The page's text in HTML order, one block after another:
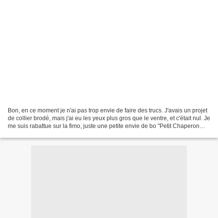
Bon, en ce moment je n'ai pas trop envie de faire des trucs. J'avais un projet
de collier brodé, mais j'ai eu les yeux plus gros que le ventre, et c'était nul. Je
me suis rabattue sur la fimo, juste une petite envie de bo "Petit Chaperon